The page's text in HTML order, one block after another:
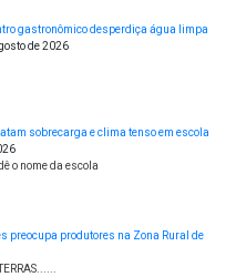
gastronômico desperdiça água limpa
de 2026
sobrecarga e clima tenso em escola
o nome da escola
preocupa produtores na Zona Rural de